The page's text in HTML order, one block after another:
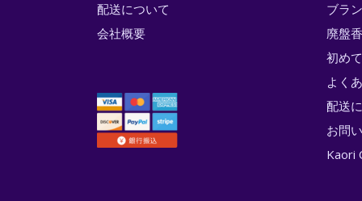
配送について
会社概要
ブラ
廃盤
初め
よく
配送
お問
Kaori